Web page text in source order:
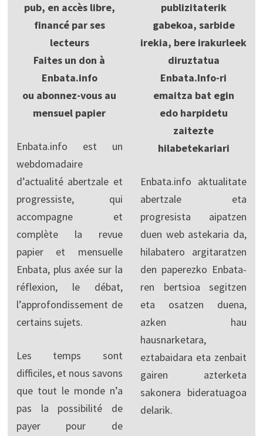
pub, en accès libre,
financé par ses
lecteurs
Faites un don à
Enbata.info
ou abonnez-vous au
mensuel papier
Enbata.info est un
webdomadaire
d’actualité abertzale et
progressiste, qui
accompagne et
complète la revue
papier et mensuelle
Enbata, plus axée sur la
réflexion, le débat,
l’approfondissement de
certains sujets.
Les temps sont
difficiles, et nous savons
que tout le monde n’a
pas la possibilité de
payer pour de
publizitaterik
gabekoa, sarbide
irekia, bere irakurleek
diruztatua
Enbata.Info-ri
emaitza bat egin
edo harpidetu
zaitezte
hilabetekariari
Enbata.info aktualitate
abertzale eta
progresista aipatzen
duen web astekaria da,
hilabatero argitaratzen
den paperezko Enbata-
ren bertsioa segitzen
eta osatzen duena,
azken hau
hausnarketara,
eztabaidara eta zenbait
gairen azterketa
sakonera bideratuagoa
delarik.